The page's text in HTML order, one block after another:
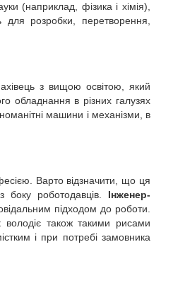
(наприклад, фізика і хімія),
для розробки, перетворення,
з вищою освітою, який
обладнання в різних галузях
машини і механізми, в
Варто відзначити, що ця
боку роботодавців. Інженер-
підходом до роботи.
володіє також такими рисами
і при потребі замовника